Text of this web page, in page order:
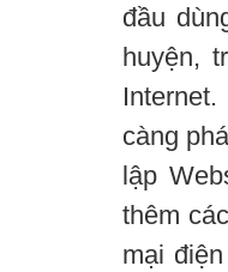
đầu
huyện,
càng
lập
thêm
mại